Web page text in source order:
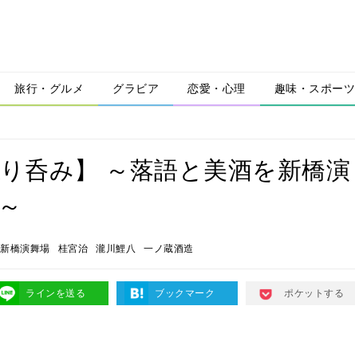
旅行・グルメ グラビア 恋愛・心理 趣味・スポーツ
呑み】 ～落語と美酒を新橋演
新橋演舞場 桂宮治 瀧川鯉八 一ノ蔵酒造
ラインを送る ブックマーク ポケットする